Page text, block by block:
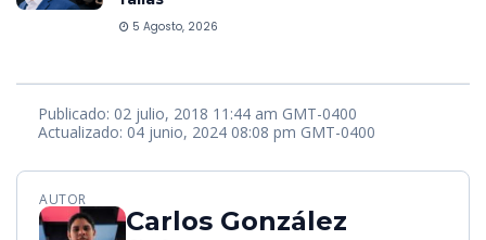
5 Agosto, 2026
Publicado: 02 julio, 2018 11:44 am GMT-0400
Actualizado: 04 junio, 2024 08:08 pm GMT-0400
AUTOR
Carlos González